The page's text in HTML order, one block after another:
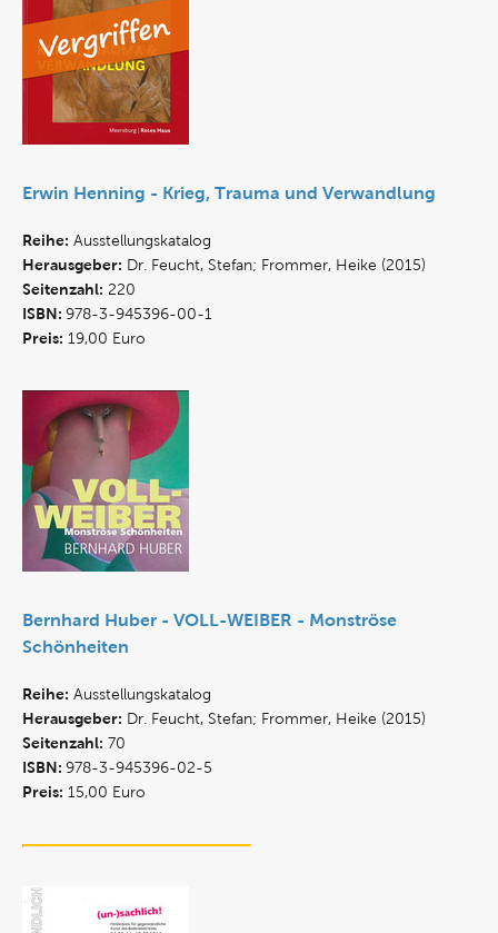
Erwin Henning - Krieg, Trauma und Verwandlung
Reihe: Ausstellungskatalog
Herausgeber: Dr. Feucht, Stefan; Frommer, Heike (2015)
Seitenzahl: 220
ISBN: 978-3-945396-00-1
Preis: 19,00 Euro
Bernhard Huber - VOLL-WEIBER - Monströse
Schönheiten
Reihe: Ausstellungskatalog
Herausgeber: Dr. Feucht, Stefan; Frommer, Heike (2015)
Seitenzahl: 70
ISBN: 978-3-945396-02-5
Preis: 15,00 Euro